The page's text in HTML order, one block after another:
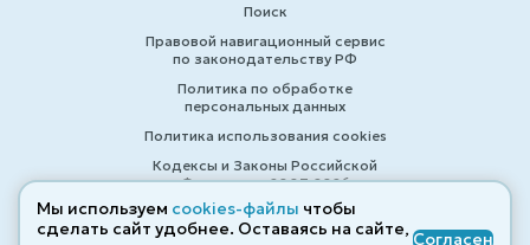
Поиск
Правовой навигационный сервис
по законодательству РФ
Политика по обработке
персональных данных
Политика использования cookies
Кодексы и Законы Российской
Федерации 2007-2026
Мы используем cookies-файлы чтобы
сделать сайт удобнее. Оставаясь на сайте, Согласен